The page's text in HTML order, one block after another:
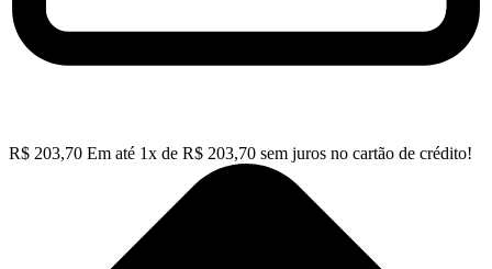
R$ 203,70 Em até 1x de R$ 203,70 sem juros no cartão de crédito!